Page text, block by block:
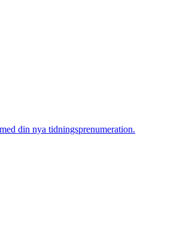
din nya tidningsprenumeration.